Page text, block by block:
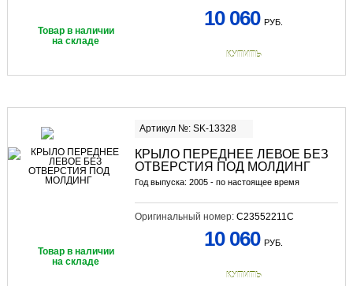
Товар в наличии
на складе
10 060 РУБ.
КУПИТЬ
Артикул №: SK-13328
КРЫЛО ПЕРЕДНЕЕ ЛЕВОЕ БЕЗ
ОТВЕРСТИЯ ПОД МОЛДИНГ
Год выпуска: 2005 - по настоящее время
Оригинальный номер: C23552211C
Товар в наличии
на складе
10 060 РУБ.
КУПИТЬ